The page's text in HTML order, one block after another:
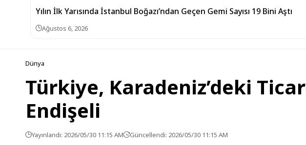
Yılın İlk Yarısında İstanbul Boğazı’ndan Geçen Gemi Sayısı 19 Bini Aştı
Ağustos 6, 2026
Dünya
Türkiye, Karadeniz’deki
Endişeli
Yayınlandı: 2026/05/30 11:15 AM Güncellendi: 2026/05/30 11:15 AM